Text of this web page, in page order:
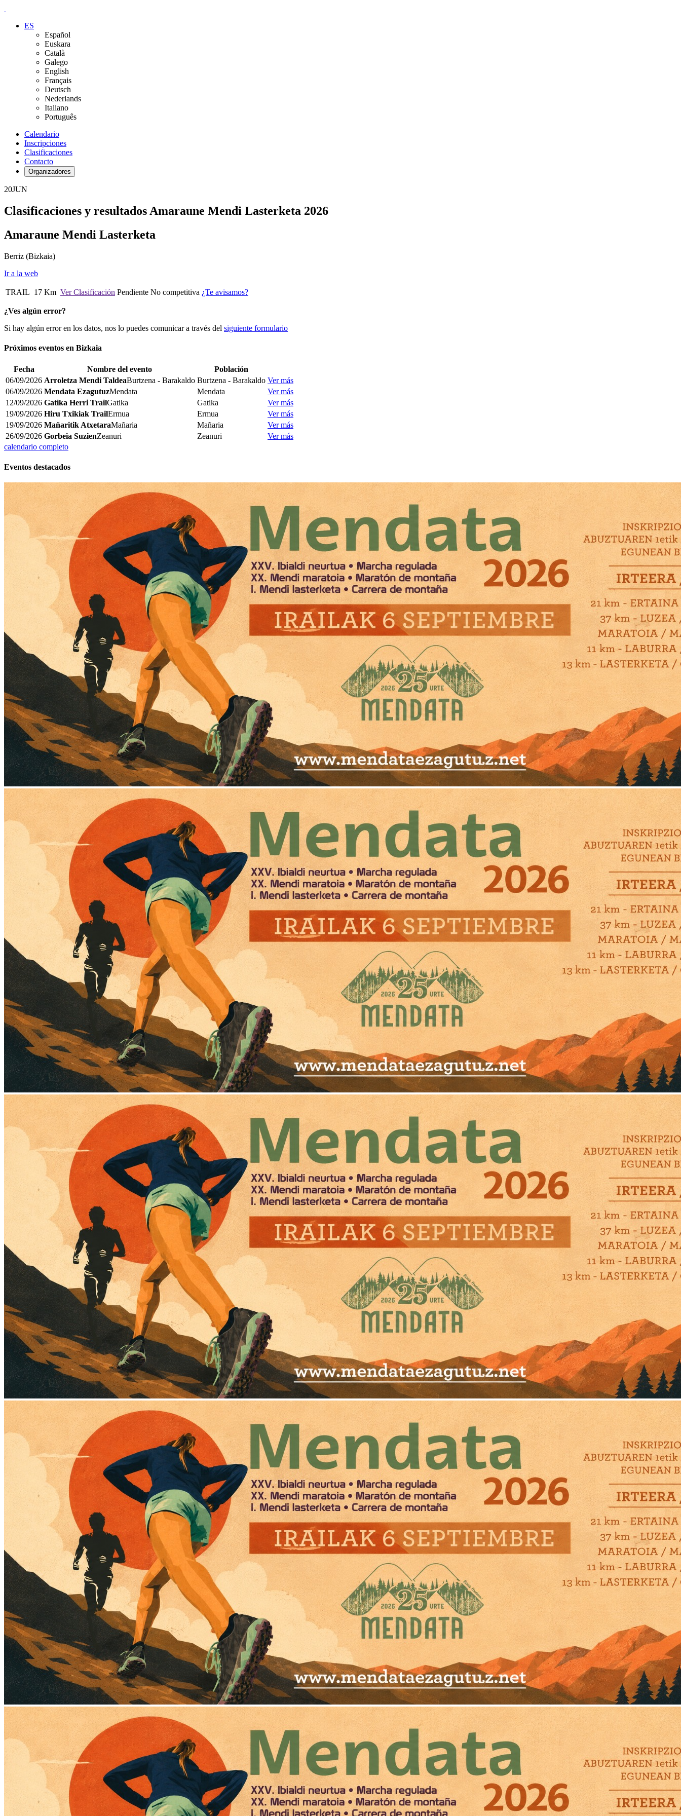
ES
Español
Euskara
Català
Galego
English
Français
Deutsch
Nederlands
Italiano
Português
Calendario
Inscripciones
Clasificaciones
Contacto
Organizadores
20JUN
Clasificaciones y resultados Amaraune Mendi Lasterketa 2026
Amaraune Mendi Lasterketa
Berriz (Bizkaia)
Ir a la web
TRAIL 17 Km Ver Clasificación Pendiente No competitiva ¿Te avisamos?
¿Ves algún error?
Si hay algún error en los datos, nos lo puedes comunicar a través del siguiente formulario
Próximos eventos en Bizkaia
Fecha Nombre del evento
Población
06/09/2026 Arroletza Mendi TaldeaBurtzena - Barakaldo Burtzena - Barakaldo Ver más
06/09/2026 Mendata EzagutuzMendata Mendata
Ver más
12/09/2026 Gatika Herri TrailGatika Gatika
Ver más
19/09/2026 Hiru Txikiak TrailErmua Ermua
Ver más
19/09/2026 Mañaritik AtxetaraMañaria Mañaria
Ver más
26/09/2026 Gorbeia SuzienZeanuri Zeanuri
Ver más
calendario completo
Eventos destacados